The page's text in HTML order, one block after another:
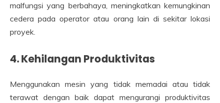
malfungsi yang berbahaya, meningkatkan kemungkinan
cedera pada operator atau orang lain di sekitar lokasi
proyek.
4. Kehilangan Produktivitas
Menggunakan mesin yang tidak memadai atau tidak
terawat dengan baik dapat mengurangi produktivitas